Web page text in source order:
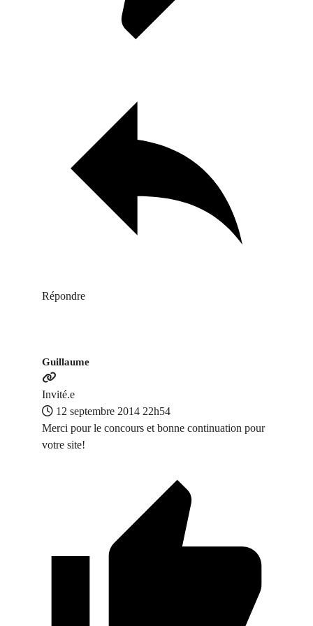
Répondre
Guillaume
Invité.e
12 septembre 2014 22h54
Merci pour le concours et bonne continuation pour
votre site!